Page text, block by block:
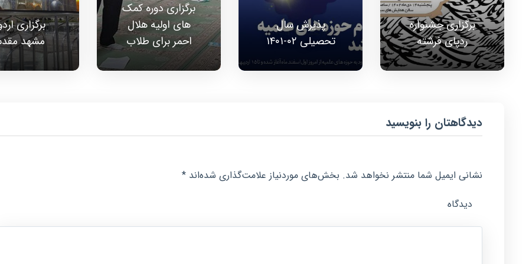
برگزاری جشنواره
ردپای فرشته
پذیرش سال
تحصیلی ۰۲-۱۴۰۱
برگزاری دوره کمک
های اولیه هلال
احمر برای طلاب
برگزاری
مشهد
دیدگاهتان را بنویسید
نشانی ایمیل شما منتشر نخواهد شد. بخش‌های موردنیاز علامت‌گذاری شده‌اند*
دیدگاه